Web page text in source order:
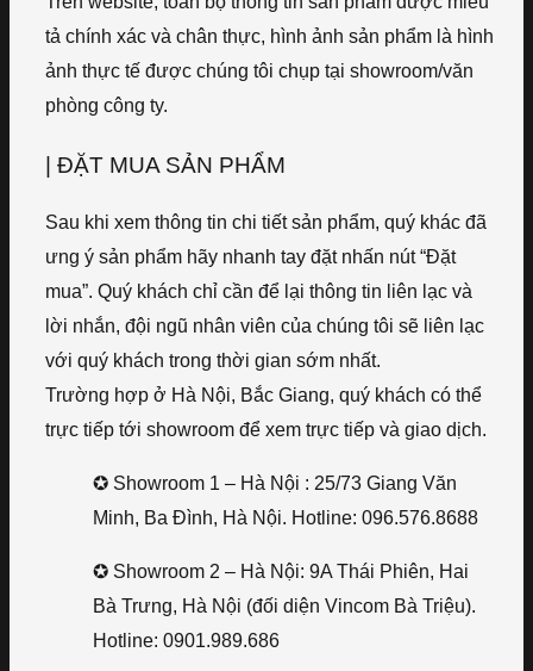
tả chính xác và chân thực, hình ảnh sản phẩm là hình
ảnh thực tế được chúng tôi chụp tại showroom/văn
phòng công ty.
| ĐẶT MUA SẢN PHẨM
Sau khi xem thông tin chi tiết sản phẩm, quý khác đã
ưng ý sản phẩm hãy nhanh tay đặt nhấn nút “Đặt
mua”. Quý khách chỉ cần để lại thông tin liên lạc và
lời nhắn, đội ngũ nhân viên của chúng tôi sẽ liên lạc
với quý khách trong thời gian sớm nhất.
Trường hợp ở Hà Nội, Bắc Giang, quý khách có thể
trực tiếp tới showroom để xem trực tiếp và giao dịch.
✪ Showroom 1 – Hà Nội : 25/73 Giang Văn
Minh, Ba Đình, Hà Nội. Hotline: 096.576.8688
✪ Showroom 2 – Hà Nội: 9A Thái Phiên, Hai
Bà Trưng, Hà Nội (đối diện Vincom Bà Triệu).
Hotline: 0901.989.686